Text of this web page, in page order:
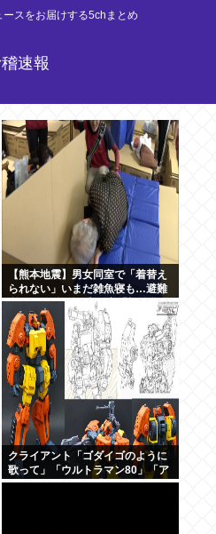
スをお届けする5chまとめ
速報
【熊本地震】男女同室で「着替え
られない」いまだ雑魚寝も…避難
所めぐり”格差” 専門家「標準化さ
れていない」
クライアント「ゴダイゴのように
歌って」「ウルトラマン80」「ア
ルフィのように」「星のピアス」